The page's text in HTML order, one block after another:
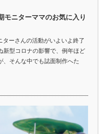
モニターママのお気に入り
ーさんの活動がいよいよ終了
新型コロナの影響で、例年ほど
、そんな中でも誌面制作へた